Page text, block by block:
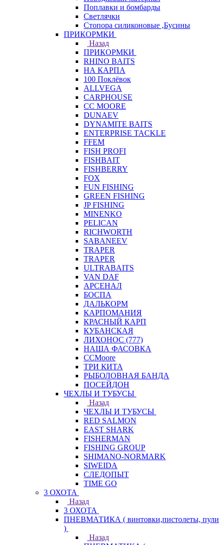
Поплавки и бомбарды
Светлячки
Стопора силиконовые ,Бусины
ПРИКОРМКИ
Назад
ПРИКОРМКИ
RHINO BAITS
НА КАРПА
100 Поклёвок
ALLVEGA
CARPHOUSE
CC MOORE
DUNAEV
DYNAMITE BAITS
ENTERPRISE TACKLE
FFEM
FISH PROFI
FISHBAIT
FISHBERRY
FOX
FUN FISHING
GREEN FISHING
JP FISHING
MINENKO
PELICAN
RICHWORTH
SABANEEV
TRAPER
TRAPER
ULTRABAITS
VAN DAF
АРСЕНАЛ
БОСПА
ДАЛЬКОРМ
КАРПОМАНИЯ
КРАСНЫЙ КАРП
КУБАНСКАЯ
ЛИХОНОС (777)
НАША ФАСОВКА
СCMoore
ТРИ КИТА
РЫБОЛОВНАЯ БАНДА
ПОСЕЙДОН
ЧЕХЛЫ И ТУБУСЫ
Назад
ЧЕХЛЫ И ТУБУСЫ
RED SALMON
EAST SHARK
FISHERMAN
FISHING GROUP
SHIMANO-NORMARK
SIWEIDA
СЛЕДОПЫТ
TIME GO
3 ОХОТА
Назад
3 ОХОТА
ПНЕВМАТИКА ( винтовки,пистолеты, пули
)
Назад